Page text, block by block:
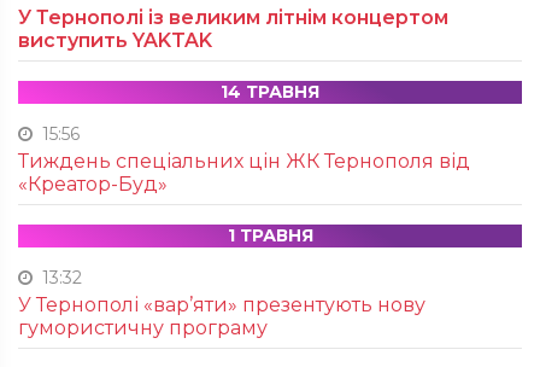
У Тернополі із великим літнім концертом
виступить YAKTAK
14 ТРАВНЯ
15:56
Тиждень спеціальних цін ЖК Тернополя від
«Креатор-Буд»
1 ТРАВНЯ
13:32
У Тернополі «вар’яти» презентують нову
гумористичну програму